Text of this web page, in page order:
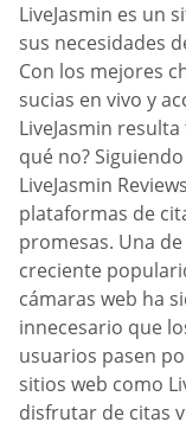
LiveJasmin es un
sus necesidades
Con los mejores
sucias en vivo y
LiveJasmin
qué no?
LiveJasmin
plataformas de
promesas. Una
creciente
cámaras web ha
innecesario que
usuarios pasen
sitios web como
disfrutar de citas